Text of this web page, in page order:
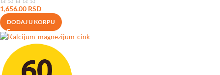
1,656.00 RSD
DODAJ U KORPU